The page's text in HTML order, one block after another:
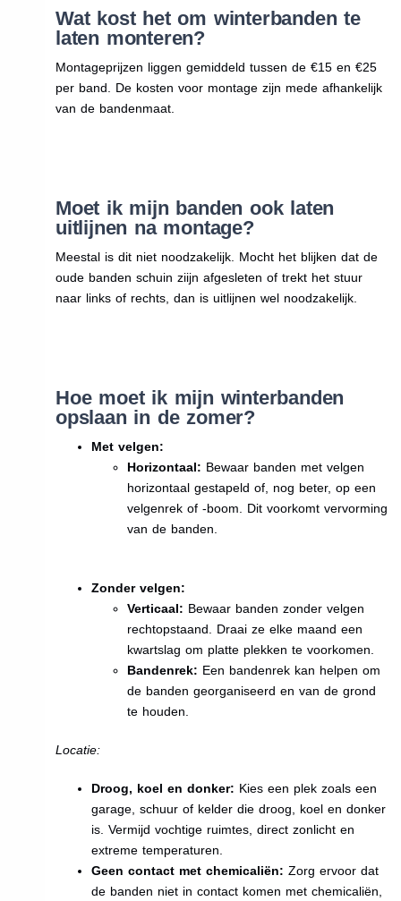
Wat kost het om winterbanden te
laten monteren?
Montageprijzen liggen gemiddeld tussen de €15 en €25
per band. De kosten voor montage zijn mede afhankelijk
van de bandenmaat.
Moet ik mijn banden ook laten
uitlijnen na montage?
Meestal is dit niet noodzakelijk. Mocht het blijken dat de
oude banden schuin ziijn afgesleten of trekt het stuur
naar links of rechts, dan is uitlijnen wel noodzakelijk.
Hoe moet ik mijn winterbanden
opslaan in de zomer?
Met velgen:
Horizontaal: Bewaar banden met velgen
horizontaal gestapeld of, nog beter, op een
velgenrek of -boom. Dit voorkomt vervorming
van de banden.
Zonder velgen:
Verticaal: Bewaar banden zonder velgen
rechtopstaand. Draai ze elke maand een
kwartslag om platte plekken te voorkomen.
Bandenrek: Een bandenrek kan helpen om
de banden georganiseerd en van de grond
te houden.
Locatie:
Droog, koel en donker: Kies een plek zoals een
garage, schuur of kelder die droog, koel en donker
is. Vermijd vochtige ruimtes, direct zonlicht en
extreme temperaturen.
Geen contact met chemicaliën: Zorg ervoor dat
de banden niet in contact komen met chemicaliën,